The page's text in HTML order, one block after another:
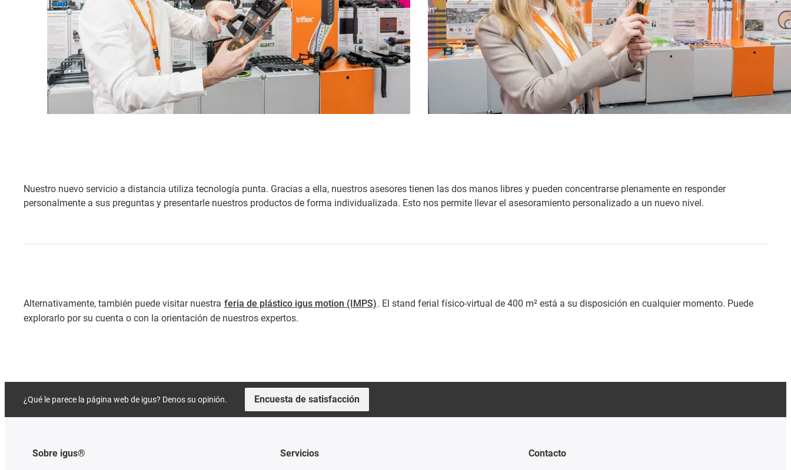
Nuestro nuevo servicio a distancia utiliza tecnología punta. Gracias a ella, nuestros asesores tienen las dos manos libres y pueden concentrarse plenamente en responder
personalmente a sus preguntas y presentarle nuestros productos de forma individualizada. Esto nos permite llevar el asesoramiento personalizado a un nuevo nivel.
Alternativamente, también puede visitar nuestra feria de plástico igus motion (IMPS). El stand ferial físico-virtual de 400 m² está a su disposición en cualquier momento. Puede
explorarlo por su cuenta o con la orientación de nuestros expertos.
¿Qué le parece la página web de igus? Denos su opinión. Encuesta de satisfacción
Sobre igus® Servicios Contacto